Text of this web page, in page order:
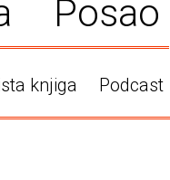
Posao
knjiga Podcast